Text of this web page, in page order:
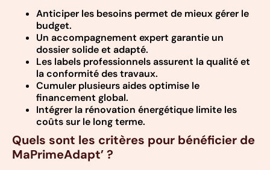
Anticiper les besoins permet de mieux gérer le
budget.
Un accompagnement expert garantie un
dossier solide et adapté.
Les labels professionnels assurent la qualité et
la conformité des travaux.
Cumuler plusieurs aides optimise le
financement global.
Intégrer la rénovation énergétique limite les
coûts sur le long terme.
Quels sont les critères pour bénéficier de
MaPrimeAdapt’ ?